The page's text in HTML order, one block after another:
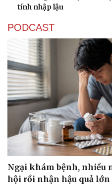
tính nhập lậu
PODCAST
Ngại khám bệnh, nhiều
hội rồi nhận hậu quả lớn